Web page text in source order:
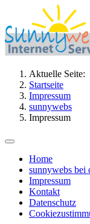
Aktuelle Seite:
Startseite
Impressum
sunnywebs
Impressum
Home
sunnywebs bei
Impressum
Kontakt
Datenschutz